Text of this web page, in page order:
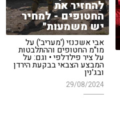
להחזיר את
החטופים - למחיר
יש משמעות"
אבי אשכנזי ('מעריב') על
מו"מ החטופים וההתלבטות
על ציר פילדלפי • וגם: על
המבצע הצבאי בבקעת הירדן
ובג'נין
29/08/2024